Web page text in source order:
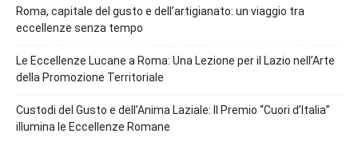
Roma, capitale del gusto e dell’artigianato: un viaggio tra
eccellenze senza tempo
Le Eccellenze Lucane a Roma: Una Lezione per il Lazio nell’Arte
della Promozione Territoriale
Custodi del Gusto e dell’Anima Laziale: Il Premio “Cuori d’Italia”
illumina le Eccellenze Romane